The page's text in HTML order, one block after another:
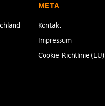
META
Kontakt
Impressum
Cookie-Richtlinie (EU)